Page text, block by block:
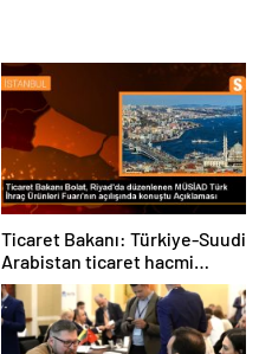
Ticaret Bakanı: Türkiye-Suudi
Arabistan ticaret hacmi
artacak